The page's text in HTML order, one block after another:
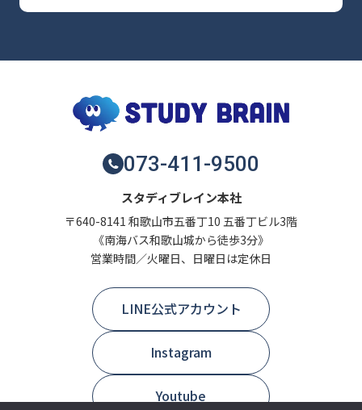
073-411-9500
スタディブレイン本社
〒640-8141 和歌山市五番丁10 五番丁ビル3階
《南海バス和歌山城から徒歩3分》
営業時間／火曜日、日曜日は定休日
LINE公式アカウント
Instagram
Youtube